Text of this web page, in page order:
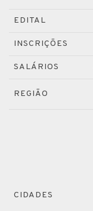
EDITAL
INSCRIÇÕES
SALÁRIOS
REGIÃO
CIDADES